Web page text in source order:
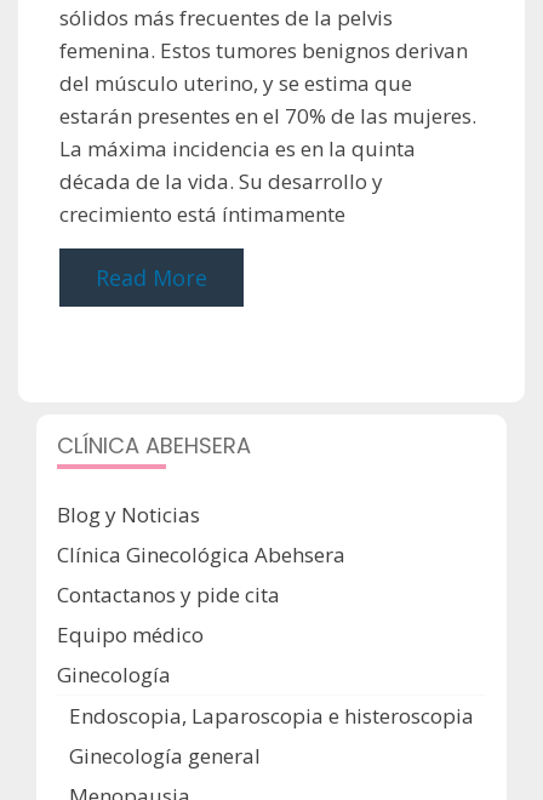
sólidos más frecuentes de la pelvis
femenina. Estos tumores benignos derivan
del músculo uterino, y se estima que
estarán presentes en el 70% de las mujeres.
La máxima incidencia es en la quinta
década de la vida. Su desarrollo y
crecimiento está íntimamente
Read More
CLÍNICA ABEHSERA
Blog y Noticias
Clínica Ginecológica Abehsera
Contactanos y pide cita
Equipo médico
Ginecología
Endoscopia, Laparoscopia e histeroscopia
Ginecología general